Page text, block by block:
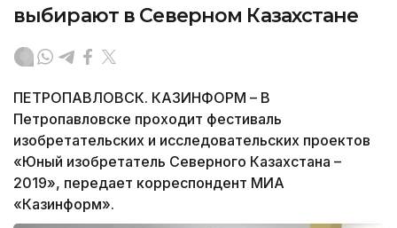
выбирают в Северном Казахстане
ПЕТРОПАВЛОВСК. КАЗИНФОРМ – В
Петропавловске проходит фестиваль
изобретательских и исследовательских проектов
«Юный изобретатель Северного Казахстана –
2019», передает корреспондент МИА
«Казинформ».